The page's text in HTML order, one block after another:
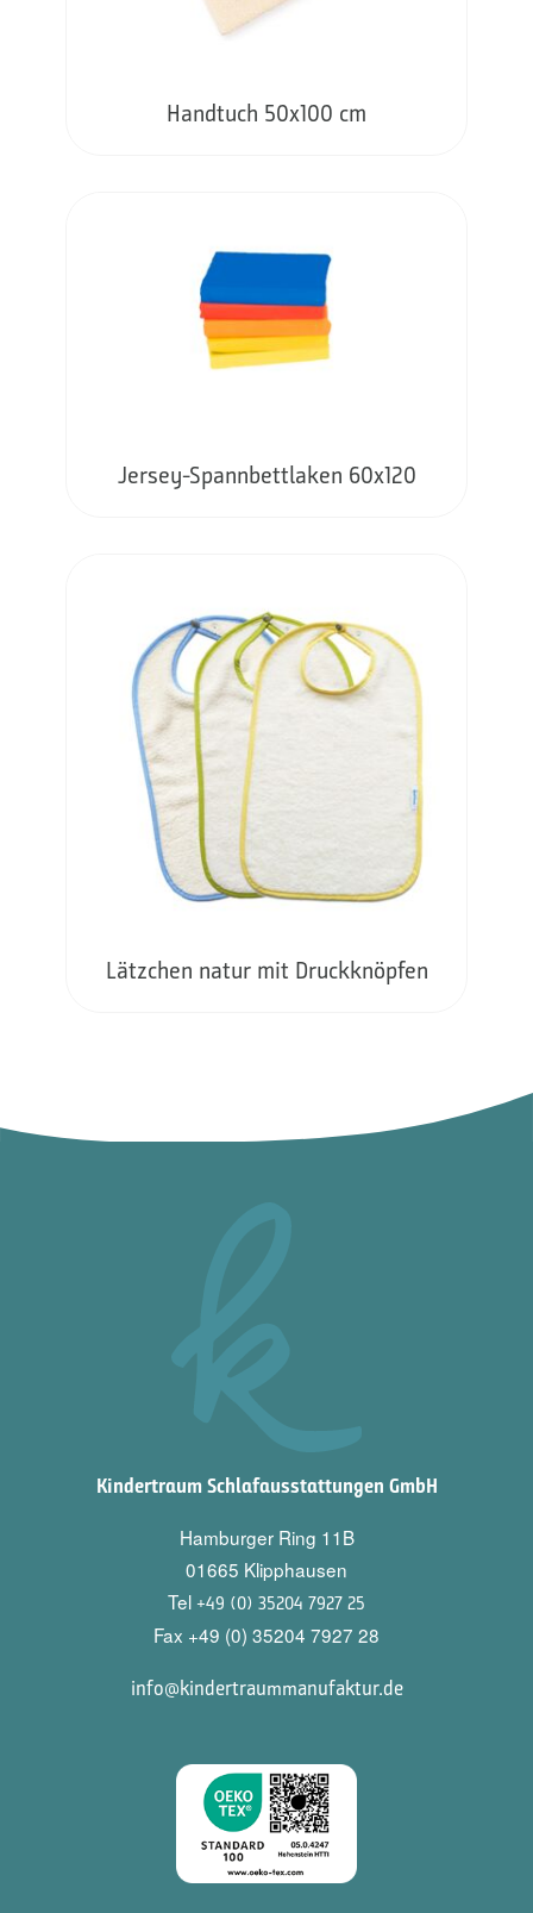
Handtuch 50x100 cm
Jersey-Spannbettlaken 60x120
Lätzchen natur mit Druckknöpfen
Kindertraum Schlafausstattungen GmbH
Hamburger Ring 11B
01665 Klipphausen
Tel +49 (0) 35204 7927 25
Fax +49 (0) 35204 7927 28
info@kindertraummanufaktur.de